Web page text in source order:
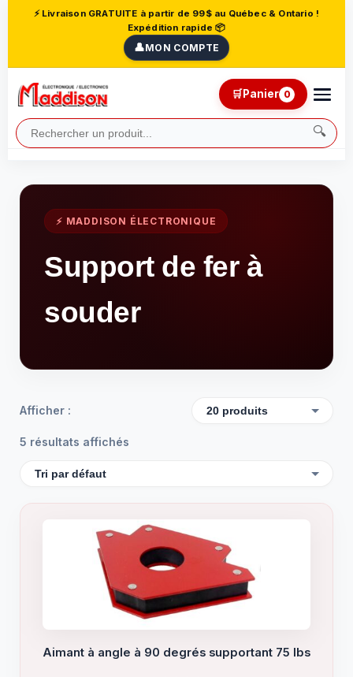
⚡ Livraison GRATUITE à partir de 99$ au Québec & Ontario !
Expédition rapide 📦
👤MON COMPTE
🔍
🛒Panier 0
⚡ MADDISON ÉLECTRONIQUE
Support de fer à
souder
Afficher :
5 résultats affichés
Aimant à angle à 90 degrés supportant 75 lbs